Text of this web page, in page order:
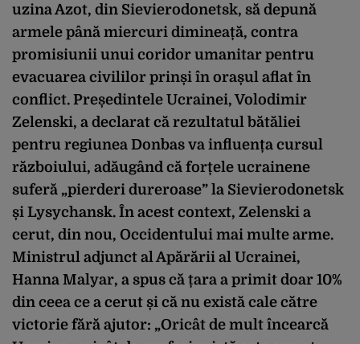
uzina Azot, din Sievierodonetsk, să depună
armele până miercuri dimineață, contra
promisiunii unui coridor umanitar pentru
evacuarea civililor prinși în orașul aflat în
conflict. Președintele Ucrainei, Volodimir
Zelenski, a declarat că rezultatul bătăliei
pentru regiunea Donbas va influența cursul
războiului, adăugând că forțele ucrainene
suferă „pierderi dureroase” la Sievierodonetsk
și Lysychansk. În acest context, Zelenski a
cerut, din nou, Occidentului mai multe arme.
Ministrul adjunct al Apărării al Ucrainei,
Hanna Malyar, a spus că țara a primit doar 10%
din ceea ce a cerut și că nu există cale către
victorie fără ajutor: „Oricât de mult încearcă